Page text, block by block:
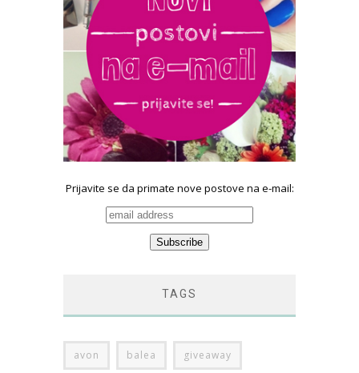
Prijavite se da primate nove postove na e-mail:
TAGS
avon balea giveaway